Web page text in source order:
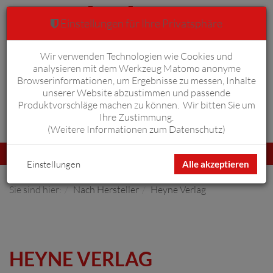
Anmelden Warenkorb 0
umschalten
Sie sind hier: Nach Hersteller Heyne Verlag
HEYNE VERLAG
Einstellungen für Ihre Privatsphäre
Wir verwenden Technologien wie Cookies und
analysieren mit dem Werkzeug Matomo anonyme
Browserinformationen, um Ergebnisse zu messen, Inhalte
unserer Website abzustimmen und passende
Produktvorschläge machen zu können. Wir bitten Sie um
Ihre Zustimmung.
(Weitere Informationen zum Datenschutz)
Alle akzeptieren
Einstellungen